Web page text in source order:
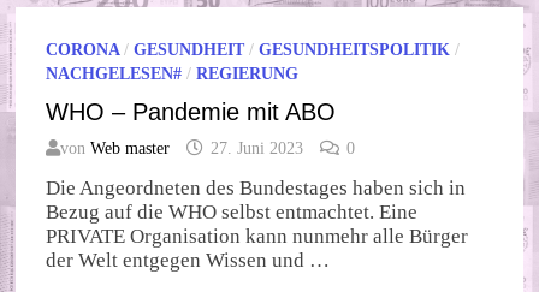
CORONA/GESUNDHEIT/GESUNDHEITSPOLITIK /
NACHGELESEN# /REGIERUNG
WHO – Pandemie mit ABO
vonWeb master 27. Juni 2023 0
Die Angeordneten des Bundestages haben sich in
Bezug auf die WHO selbst entmachtet. Eine
PRIVATE Organisation kann nunmehr alle Bürger
der Welt entgegen Wissen und …